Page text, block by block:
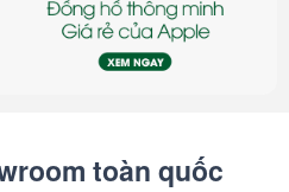
toàn quốc